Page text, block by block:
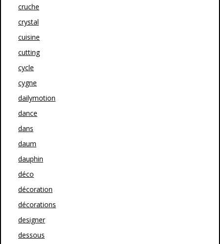
cruche
crystal
cuisine
cutting
cycle
cygne
dailymotion
dance
dans
daum
dauphin
déco
décoration
décorations
designer
dessous